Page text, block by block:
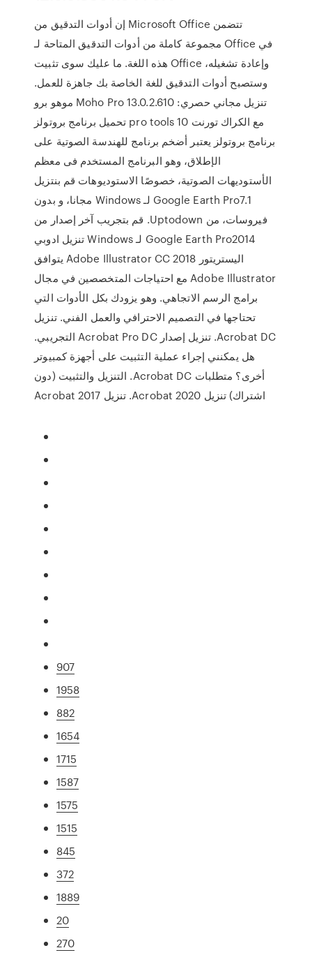
إن أدوات التدقيق من Microsoft Office تتضمن
مجموعة كاملة من أدوات التدقيق المتاحة لـ Office في
هذه اللغة. ما عليك سوى تثبيت Office وإعادة تشغيله،
وستصبح أدوات التدقيق للغة الخاصة بك جاهزة للعمل.
موهو برو Moho Pro 13.0.2.610 تنزيل مجاني حصري:
تحميل برنامج بروتولز pro tools 10 مع الكراك تورنت
برنامج بروتولز يعتبر أضخم برنامج للهندسة الصوتية على
الإطلاق، وهو البرنامج المستخدم فى معظم
الأستوديهات الصوتية، خصوصًا الاستوديوهات ‫قم بنتزيل
Google Earth Pro7.1 لـ Windows مجانا، و بدون
فيروسات، من Uptodown. قم بتجريب آخر إصدار من
Google Earth Pro2014 لـ Windows تنزيل ادوبي
اليستريتور Adobe Illustrator CC 2018 يتوافق
Adobe Illustrator مع احتياجات المتخصصين في مجال
برامج الرسم الاتجاهي. وهو يزودك بكل الأدوات التي
تحتاجها في التصميم الاحترافي والعمل الفني. تنزيل
Acrobat DC. تنزيل إصدار Acrobat Pro DC التجريبي.
هل يمكنني إجراء عملية التثبيت على أجهزة كمبيوتر
أخرى؟ متطلبات Acrobat DC. التنزيل والتثبيت (دون
اشتراك) تنزيل Acrobat 2020. تنزيل Acrobat 2017
907
1958
882
1654
1715
1587
1575
1515
845
372
1889
20
270